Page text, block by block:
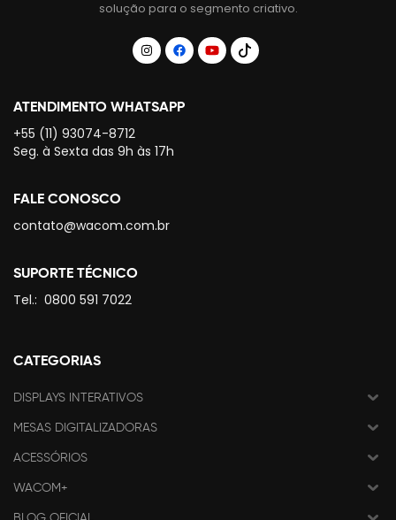
solução para o segmento criativo.
ATENDIMENTO WHATSAPP
+55 (11) 93074-8712
Seg. à Sexta das 9h às 17h
FALE CONOSCO
contato@wacom.com.br
SUPORTE TÉCNICO
Tel.: 0800 591 7022
CATEGORIAS
DISPLAYS INTERATIVOS
MESAS DIGITALIZADORAS
ACESSÓRIOS
WACOM+